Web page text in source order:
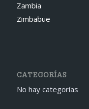
Zambia
Zimbabue
CATEGORÍAS
No hay categorías